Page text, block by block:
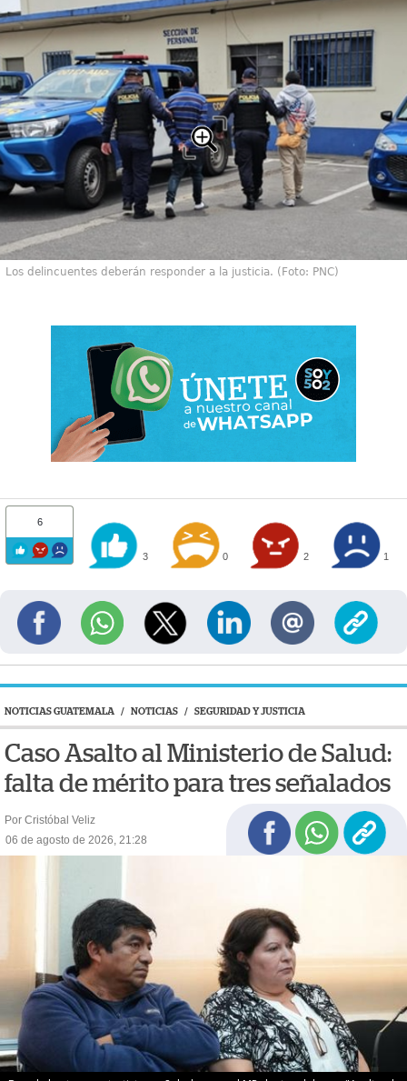
Los delincuentes deberán responder a la justicia. (Foto: PNC)
6
3 0 2 1
NOTICIAS GUATEMALA / NOTICIAS / SEGURIDAD Y JUSTICIA
Caso Asalto al Ministerio de Salud:
falta de mérito para tres señalados
Por Cristóbal Veliz
06 de agosto de 2026, 21:28